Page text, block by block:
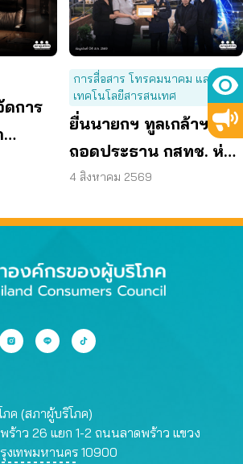
ดการ
การสื่อสาร โทรคมนาคม และ
เทคโนโลยีสารสนเทศ
ยื่นนายกฯ ทูลเกล้าฯ
ถอดประธาน กสทช. ห่วง
คุ้มครองผู้บริโภคสะดุด
4 สิงหาคม 2569
ค (สภาผู้บริโภค)
พร้าว 26 แยก 1-2 ถนนลาดพร้าว แขวง
งเทพมหานคร 10900